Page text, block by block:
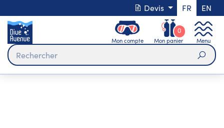
Devis FR EN
Mon compte Mon panier
0
Menu